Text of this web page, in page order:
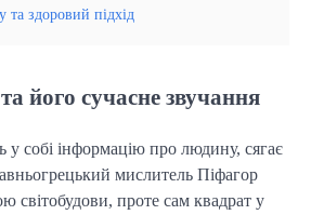
здоровий підхід
його сучасне звучання
у собі інформацію про людину, сягає
мислитель Піфагор
світобудови, проте сам квадрат у